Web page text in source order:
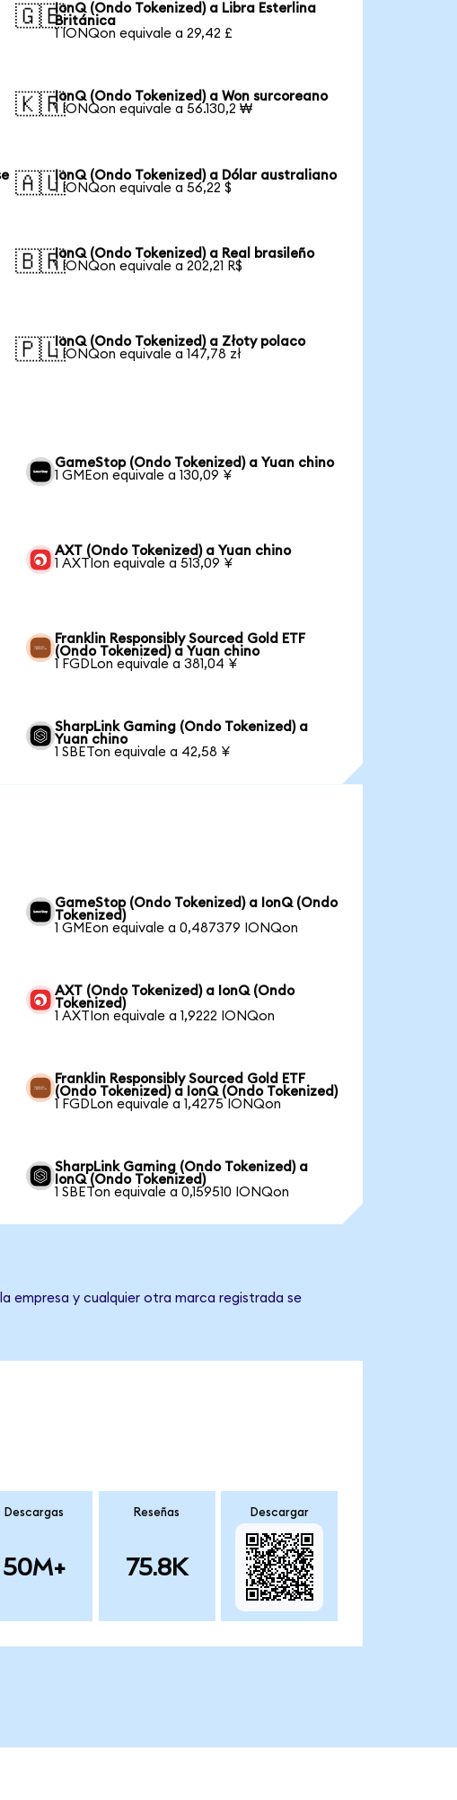
🇬🇧IonQ (Ondo Tokenized) a Libra Esterlina
Británica
1 IONQon equivale a 29,42 £
🇰🇷IonQ (Ondo Tokenized) a Won surcoreano
1 IONQon equivale a 56.130,2 ₩
🇦🇺IonQ (Ondo Tokenized) a Dólar australiano
1 IONQon equivale a 56,22 $
🇧🇷IonQ (Ondo Tokenized) a Real brasileño
1 IONQon equivale a 202,21 R$
🇵🇱IonQ (Ondo Tokenized) a Złoty polaco
1 IONQon equivale a 147,78 zł
GameStop (Ondo Tokenized) a Yuan chino
1 GMEon equivale a 130,09 ¥
AXT (Ondo Tokenized) a Yuan chino
1 AXTIon equivale a 513,09 ¥
Franklin Responsibly Sourced Gold ETF
(Ondo Tokenized) a Yuan chino
1 FGDLon equivale a 381,04 ¥
SharpLink Gaming (Ondo Tokenized) a
Yuan chino
1 SBETon equivale a 42,58 ¥
GameStop (Ondo Tokenized) a IonQ (Ondo
Tokenized)
1 GMEon equivale a 0,487379 IONQon
AXT (Ondo Tokenized) a IonQ (Ondo
Tokenized)
1 AXTIon equivale a 1,9222 IONQon
Franklin Responsibly Sourced Gold ETF
(Ondo Tokenized) a IonQ (Ondo Tokenized)
1 FGDLon equivale a 1,4275 IONQon
SharpLink Gaming (Ondo Tokenized) a
IonQ (Ondo Tokenized)
1 SBETon equivale a 0,159510 IONQon
empresa y cualquier otra marca registrada se
Descargas
50M+
Reseñas
75.8K
Descargar